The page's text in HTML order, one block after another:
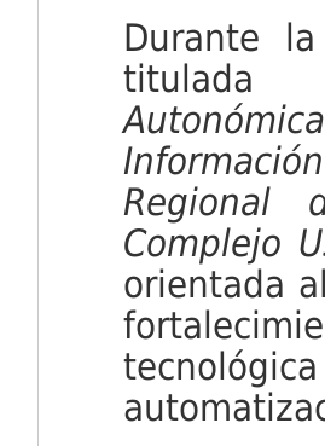
Durante
Regional
Complejo
orientada